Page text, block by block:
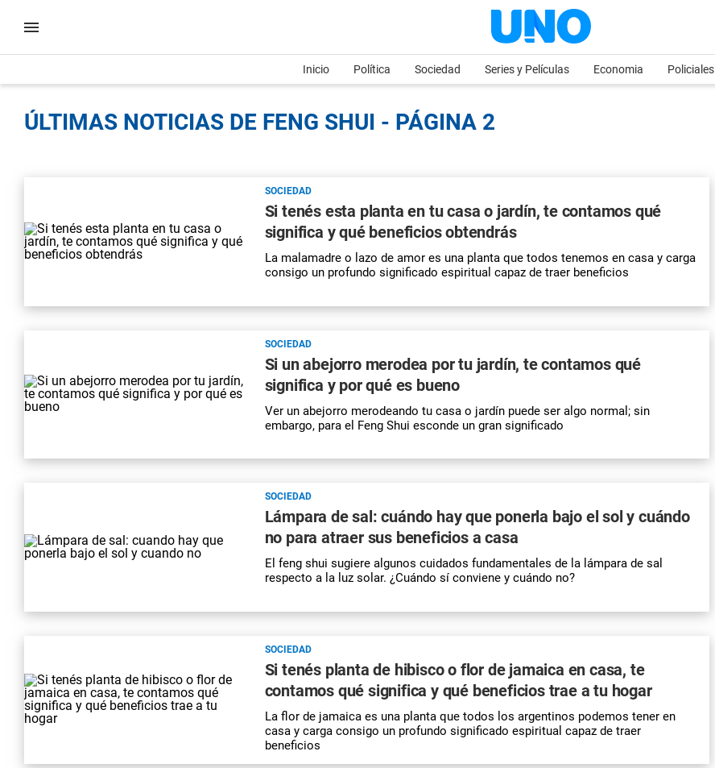
Inicio Política Sociedad Series y Películas Economia Policiales
ÚLTIMAS NOTICIAS DE FENG SHUI - PÁGINA 2
SOCIEDAD
Si tenés esta planta en tu casa o jardín, te contamos qué
significa y qué beneficios obtendrás
La malamadre o lazo de amor es una planta que todos tenemos en casa y carga
consigo un profundo significado espiritual capaz de traer beneficios
SOCIEDAD
Si un abejorro merodea por tu jardín, te contamos qué
significa y por qué es bueno
Ver un abejorro merodeando tu casa o jardín puede ser algo normal; sin
embargo, para el Feng Shui esconde un gran significado
SOCIEDAD
Lámpara de sal: cuándo hay que ponerla bajo el sol y cuándo
no para atraer sus beneficios a casa
El feng shui sugiere algunos cuidados fundamentales de la lámpara de sal
respecto a la luz solar. ¿Cuándo sí conviene y cuándo no?
SOCIEDAD
Si tenés planta de hibisco o flor de jamaica en casa, te
contamos qué significa y qué beneficios trae a tu hogar
La flor de jamaica es una planta que todos los argentinos podemos tener en
casa y carga consigo un profundo significado espiritual capaz de traer
beneficios